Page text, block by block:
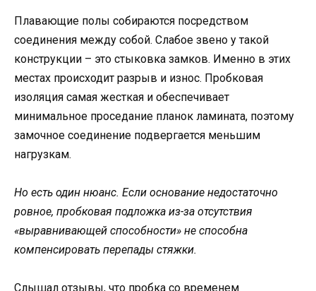
Плавающие полы собираются посредством
соединения между собой. Слабое звено у такой
конструкции – это стыковка замков. Именно в этих
местах происходит разрыв и износ. Пробковая
изоляция самая жесткая и обеспечивает
минимальное проседание планок ламината, поэтому
замочное соединение подвергается меньшим
нагрузкам.
Но есть один нюанс. Если основание недостаточно
ровное, пробковая подложка из-за отсутствия
«выравнивающей способности» не способна
компенсировать перепады стяжки.
Слышал отзывы, что пробка со временем